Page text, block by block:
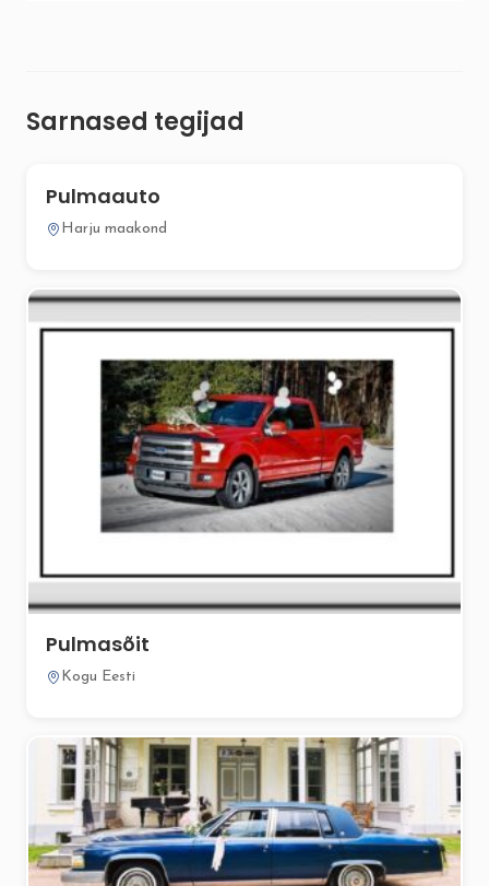
Sarnased tegijad
Pulmaauto
Harju maakond
Pulmasõit
Kogu Eesti